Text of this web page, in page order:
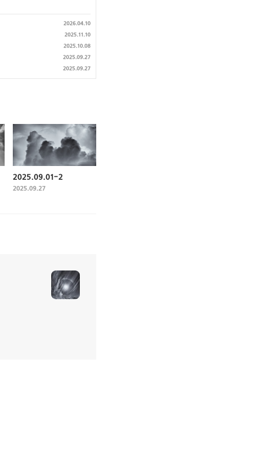
2026.04.10
2025.11.10
2025.10.08
2025.09.27
2025.09.27
2025.09.01-2
2025.09.27